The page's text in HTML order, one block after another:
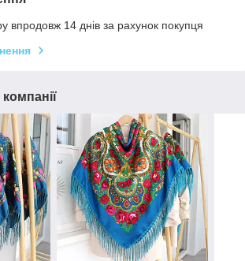
впродовж 14 днів за рахунок покупця